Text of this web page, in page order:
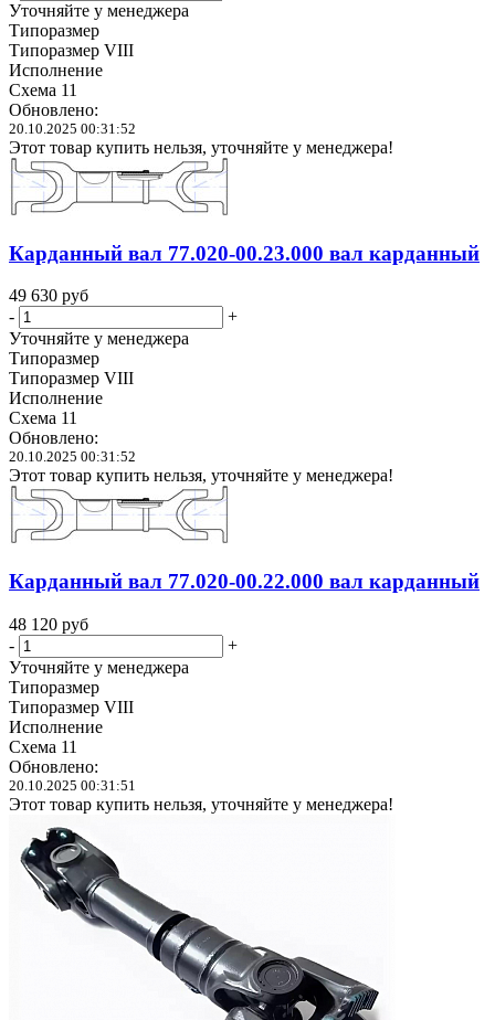
Уточняйте у менеджера
Типоразмер
Типоразмер VIII
Исполнение
Схема 11
Обновлено:
20.10.2025 00:31:52
Этот товар купить нельзя, уточняйте у менеджера!
Карданный вал 77.020-00.23.000 вал карданный
49 630 руб
-
+
Уточняйте у менеджера
Типоразмер
Типоразмер VIII
Исполнение
Схема 11
Обновлено:
20.10.2025 00:31:52
Этот товар купить нельзя, уточняйте у менеджера!
Карданный вал 77.020-00.22.000 вал карданный
48 120 руб
-
+
Уточняйте у менеджера
Типоразмер
Типоразмер VIII
Исполнение
Схема 11
Обновлено:
20.10.2025 00:31:51
Этот товар купить нельзя, уточняйте у менеджера!